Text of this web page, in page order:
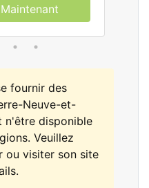
fournir des
Neuve-et-
n'être disponible
Veuillez
ou visiter son site